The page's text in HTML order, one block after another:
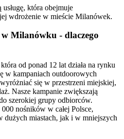
która obejmuje
wdrożenie w mieście Milanówek.
Milanówku - dlaczego
od ponad 12 lat działa na rynku
w kampaniach outdoorowych
się w przestrzeni miejskiej,
Nasze kampanie zwiększają
szerokiej grupy odbiorców.
nośników w całej Polsce,
dużych miastach, jak i w mniejszych